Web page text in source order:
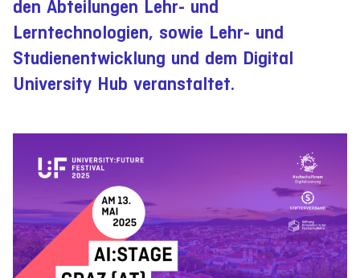
den Abteilungen Lehr- und
Lerntechnologien, sowie Lehr- und
Studienentwicklung und dem Digital
University Hub veranstaltet.